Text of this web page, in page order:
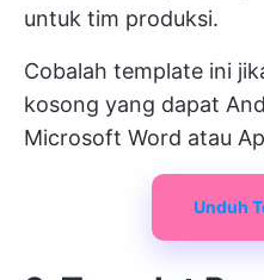
untuk tim produksi.
Cobalah template ini
kosong yang dapat
Microsoft Word atau
Unduh